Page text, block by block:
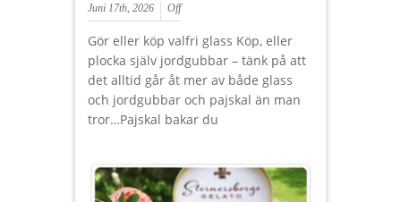
Juni 17th, 2026 Off
Gör eller köp valfri glass Köp, eller
plocka själv jordgubbar – tänk på att
det alltid går åt mer av både glass
och jordgubbar och pajskal än man
tror…Pajskal bakar du